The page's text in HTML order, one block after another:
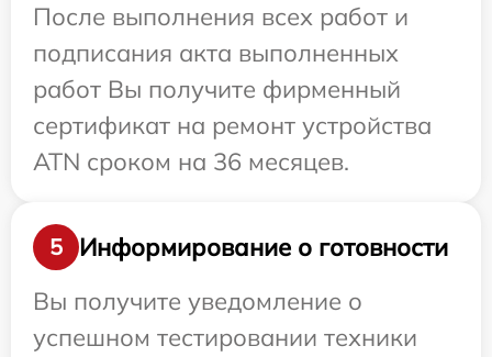
После выполнения всех работ и
подписания акта выполненных
работ Вы получите фирменный
сертификат на ремонт устройства
ATN сроком на 36 месяцев.
5
Информирование о готовности
Вы получите уведомление о
успешном тестировании техники